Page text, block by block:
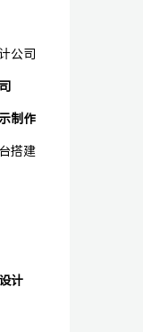
公司
制作
搭建
计